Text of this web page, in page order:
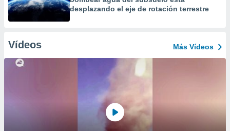
desplazando el eje de rotación terrestre
Vídeos Más Vídeos